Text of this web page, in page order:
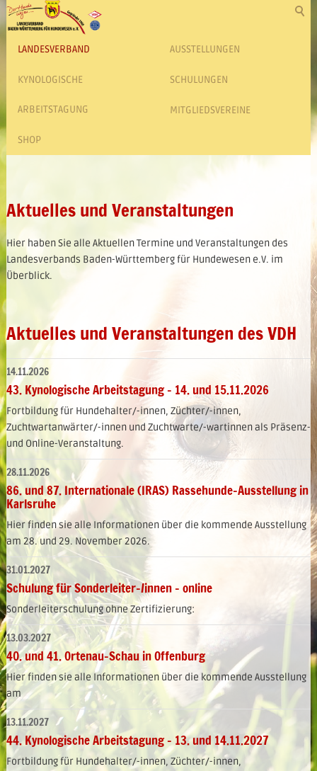
LANDESVERBAND AUSSTELLUNGEN
KYNOLOGISCHE
ARBEITSTAGUNG
SCHULUNGEN
MITGLIEDSVEREINE
SHOP
Aktuelles und Veranstaltungen
Hier haben Sie alle Aktuellen Termine und Veranstaltungen des
Landesverbands Baden-Württemberg für Hundewesen e.V. im
Überblick.
Aktuelles und Veranstaltungen des VDH
14.11.2026
43. Kynologische Arbeitstagung - 14. und 15.11.2026
Fortbildung für Hundehalter/-innen, Züchter/-innen,
Zuchtwartanwärter/-innen und Zuchtwarte/-wartinnen als Präsenz-
und Online-Veranstaltung.
28.11.2026
86. und 87. Internationale (IRAS) Rassehunde-Ausstellung in
Karlsruhe
Hier finden sie alle Informationen über die kommende Ausstellung
am 28. und 29. November 2026.
31.01.2027
Schulung für Sonderleiter-/innen - online
Sonderleiterschulung ohne Zertifizierung:
13.03.2027
40. und 41. Ortenau-Schau in Offenburg
Hier finden sie alle Informationen über die kommende Ausstellung
am
13.11.2027
44. Kynologische Arbeitstagung - 13. und 14.11.2027
Fortbildung für Hundehalter/-innen, Züchter/-innen,